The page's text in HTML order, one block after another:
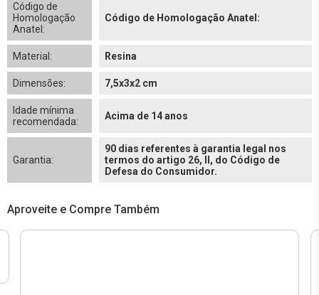
Código de
Homologação
Anatel:
Código de Homologação Anatel:
Material: Resina
Dimensões: 7,5x3x2 cm
Idade mínima
recomendada:
Acima de 14 anos
Garantia:
90 dias referentes à garantia legal nos
termos do artigo 26, II, do Código de
Defesa do Consumidor.
Aproveite e Compre Também